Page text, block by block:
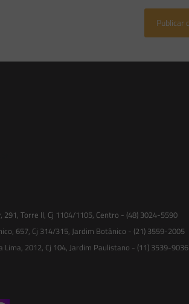
291, Torre II, Cj 1104/1105, Centro - (48) 3024-5590
657, Cj 314/315, Jardim Botânico - (21) 3559-2005
Lima, 2012, Cj 104, Jardim Paulistano - (11) 3539-9036